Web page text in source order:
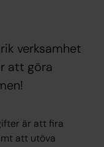
verksamhet
att göra
är att fira
att utöva